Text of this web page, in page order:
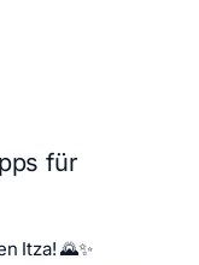
für
Itza! 🌄✨